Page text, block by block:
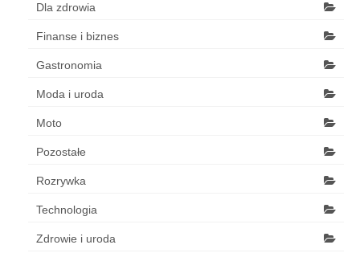
Dla zdrowia
Finanse i biznes
Gastronomia
Moda i uroda
Moto
Pozostałe
Rozrywka
Technologia
Zdrowie i uroda